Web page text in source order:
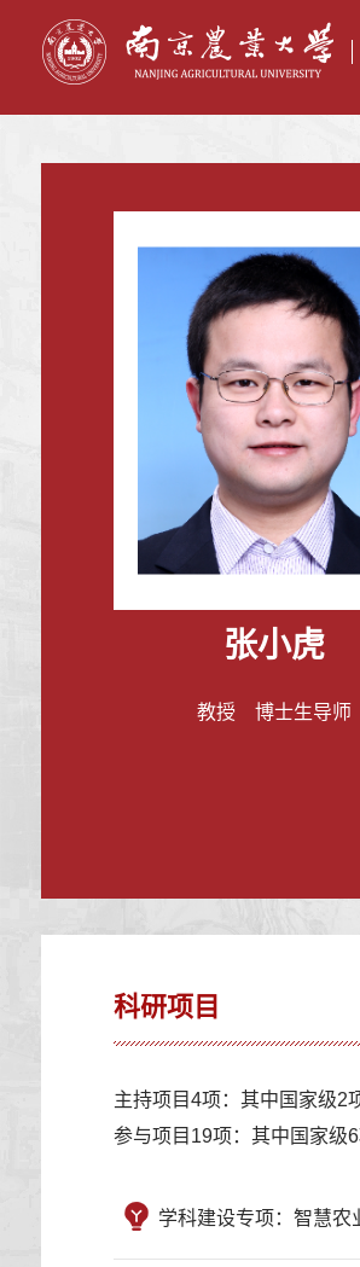
张小虎
教授 博士生导师
科研项目
主持项目4项：其中国家级
参与项目19项：其中国家
学科建设专项：智慧